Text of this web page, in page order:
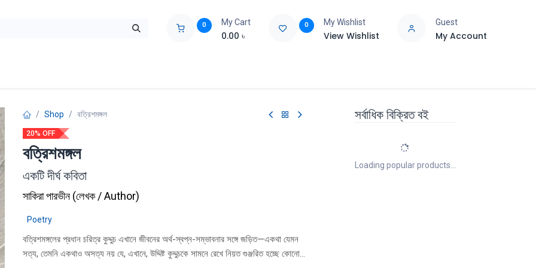
0 My Cart
0.00 ৳
0 My Wishlist
View Wishlist
Guest
My Account
Shop বত্রিশমঙ্গল
20% OFF
বত্রিশমঙ্গল
একটি দীর্ঘ কবিতা
সাকিরা পারভীন(লেখক / Author)
Poetry
বত্রিশমঙ্গলের প্রধান চরিত্র কুদ্দুচ এখানে জীবনের অর্থ-স্বপ্ন-সম্ভাবনার সঙ্গে জড়িত—একথা যেমন
সত্য, তেমনি একথাও অসত্য নয় যে, এখানে, উদ্দিষ্ট কুদ্দুচকে সামনে রেখে নিয়ত গুঞ্জরিত হচ্ছে কোনো
সর্বাধিক বিক্রিত বই
Loading popular products...